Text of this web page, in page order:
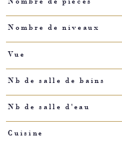
Nombre de niveaux
Vue
Nb de salle de bains
Nb de salle d'eau
Cuisine